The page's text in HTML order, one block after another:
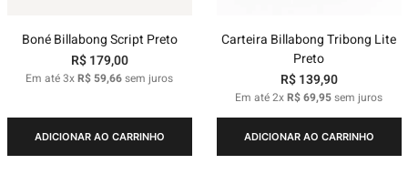
Boné Billabong Script Preto
R$ 179,00
Em até3xR$ 59,66sem juros
ADICIONAR AO CARRINHO
Carteira Billabong Tribong Lite
Preto
R$ 139,90
Em até2xR$69,95sem juros
ADICIONAR AO CARRINHO